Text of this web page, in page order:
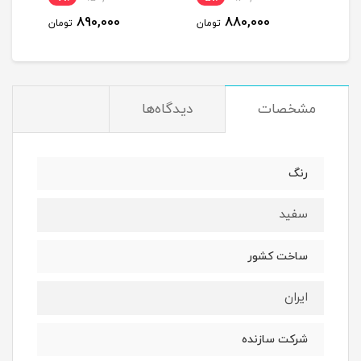
880,000 تومان 890,000 تومان
مشخصات دیدگاه‌ها
رنگ
سفید
ساخت کشور
ایران
شرکت سازنده